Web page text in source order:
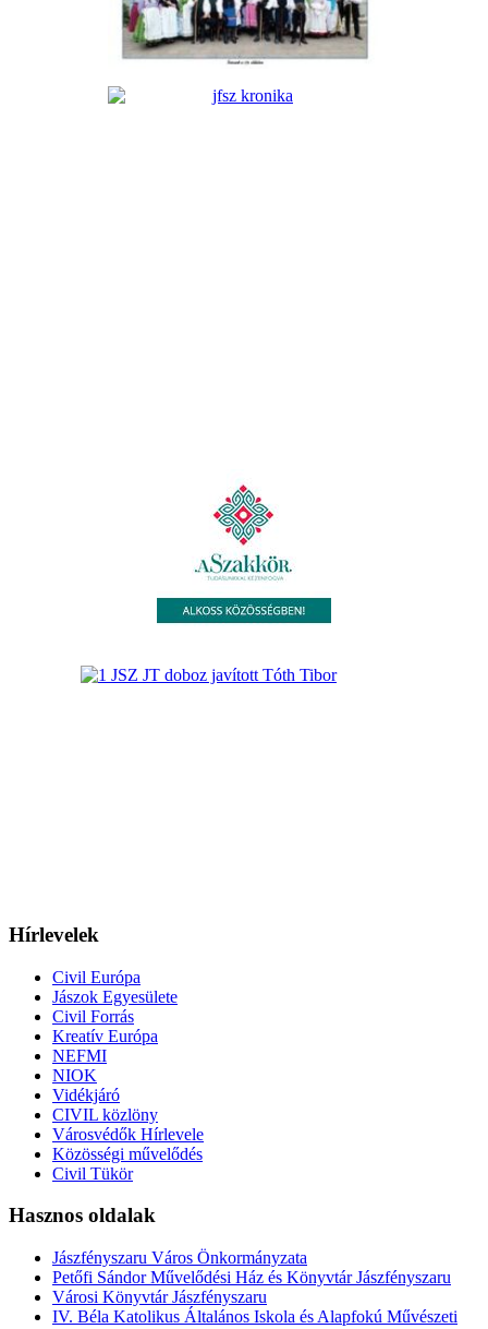
Hírlevelek
Civil Európa
Jászok Egyesülete
Civil Forrás
Kreatív Európa
NEFMI
NIOK
Vidékjáró
CIVIL közlöny
Városvédők Hírlevele
Közösségi művelődés
Civil Tükör
Hasznos oldalak
Jászfényszaru Város Önkormányzata
Petőfi Sándor Művelődési Ház és Könyvtár Jászfényszaru
Városi Könyvtár Jászfényszaru
IV. Béla Katolikus Általános Iskola és Alapfokú Művészeti